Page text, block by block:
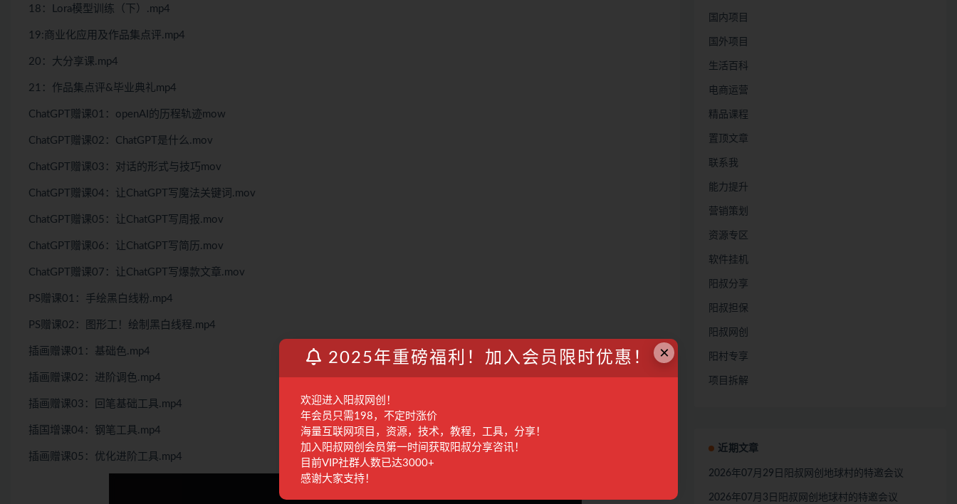
18：Lora模型训练（下）.mp4
19:商业化应用及作品集点评.mp4
20：大分享课.mp4
21：作品集点评&毕业典礼mp4
ChatGPT赠课01：openAI的历程轨迹mow
ChatGPT赠课02：ChatGPT是什么.mov
ChatGPT赠课03：对话的形式与技巧mov
ChatGPT赠课04：让ChatGPT写魔法关键词.mov
ChatGPT赠课05：让ChatGPT写周报.mov
ChatGPT赠课06：让ChatGPT写简历.mov
ChatGPT赠课07：让ChatGPT写爆款文章.mov
PS赠课01：手绘黑白线粉.mp4
PS赠课02：图形工！绘制黑白线程.mp4
插画赠课01：基础色.mp4
插画赠课02：进阶调色.mp4
插画赠课03：回笔基础工具.mp4
插国增课04：钢笔工具.mp4
插画赠课05：优化进阶工具.mp4
国内项目
国外项目
生活百科
电商运营
精品课程
置顶文章
联系我
能力提升
营销策划
资源专区
软件挂机
阳叔分享
阳叔担保
阳叔网创
阳村专享
项目拆解
近期文章
2026年07月29日阳叔网创地球村的特邀会议
2026年07月3日阳叔网创地球村的特邀会议
×
2025年重磅福利！加入会员限时优惠！
欢迎进入阳叔网创！
年会员只需198，不定时涨价
海量互联网项目，资源，技术，教程，工具，分享！
加入阳叔网创会员第一时间获取阳叔分享咨讯！
目前VIP社群人数已达3000+
感谢大家支持！